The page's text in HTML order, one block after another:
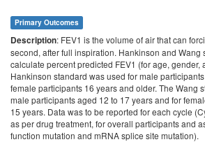
Primary Outcomes
Description: FEV1 is the volume of air that can
second, after full inspiration. Hankinson and Wang
calculate percent predicted FEV1 (for age, gender,
Hankinson standard was used for male
female participants 16 years and older. The Wang
male participants aged 12 to 17 years and for
15 years. Data was to be reported for each cycle
as per drug treatment, for overall participants and
function mutation and mRNA splice site mutation).